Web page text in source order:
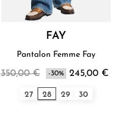
FAY
Pantalon Femme Fay
350,00 € -30% 245,00 €
27 28 29 30